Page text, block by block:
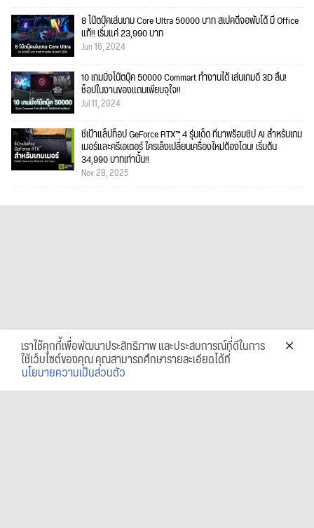
8 โน๊ตบุ๊คเล่นเกม Core Ultra 50000 บาท สเปคดีจอพับได้ มี Office
แท้!! เริ่มแค่ 23,990 บาท
Jun 16, 2024
10 เกมมิ่งโน๊ตบุ๊ค 50000 Commart ทำงานได้ เล่นเกมดี 3D ลื่น!
ช็อปในงานของแถมเพียบจุใจ!!
Jul 11, 2024
ชี้เป้าแล็ปท็อป GeForce RTX™ 4 รุ่นเด็ด ที่มาพร้อมชิป AI สำหรับเกม
เมอร์และครีเอเตอร์ ใครเล็งเปลี่ยนเครื่องใหม่ต้องโดน! เริ่มต้น
34,990 บาทเท่านั้น!!
Nov 28, 2025
เราใช้คุกกี้เพื่อพัฒนาประสิทธิภาพ และประสบการณ์ที่ดีในการ
ใช้เว็บไซต์ของคุณ คุณสามารถศึกษารายละเอียดได้ที่
นโยบายความเป็นส่วนตัว